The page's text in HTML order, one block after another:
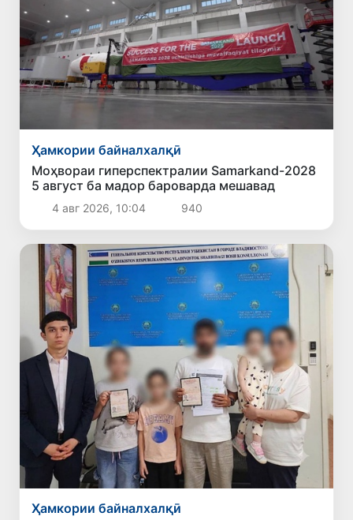
Ҳамкории байналхалқӣ
Моҳвораи гиперспектралии Samarkand-2028
5 август ба мадор бароварда мешавад
4 авг 2026, 10:04 940
Ҳамкории байналхалқӣ